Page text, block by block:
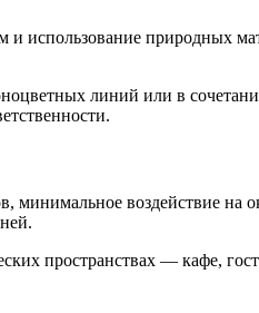
и использование природных
линий или в
минимальное воздействие
пространствах — кафе,